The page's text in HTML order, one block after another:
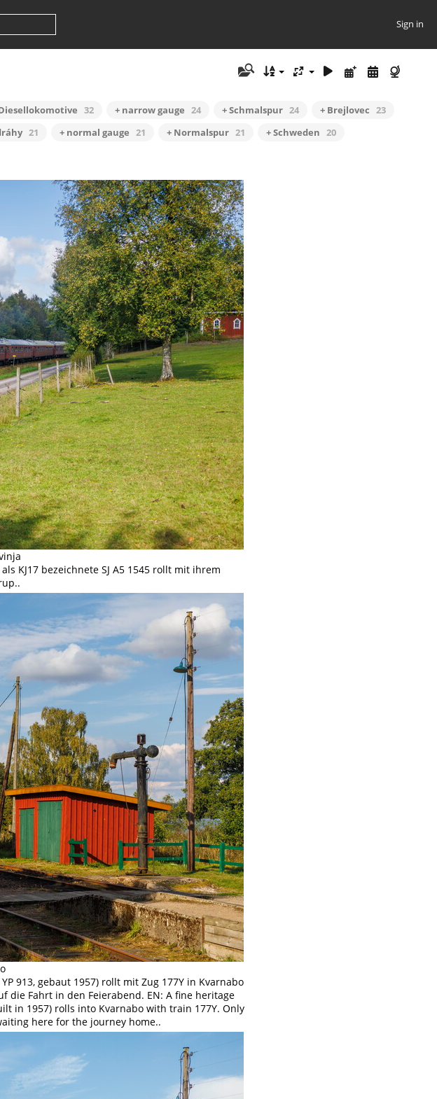
Sign in
32 + narrow gauge 24 + Schmalspur 24 + Brejlovec 23
21 + normal gauge 21 + Normalspur 21 + Schweden 20
KJ17 bezeichnete SJ A5 1545 rollt mit ihrem
913, gebaut 1957) rollt mit Zug 177Y in Kvarnabo
Fahrt in den Feierabend. EN: A fine heritage
in 1957) rolls into Kvarnabo with train 177Y. Only
here for the journey home..